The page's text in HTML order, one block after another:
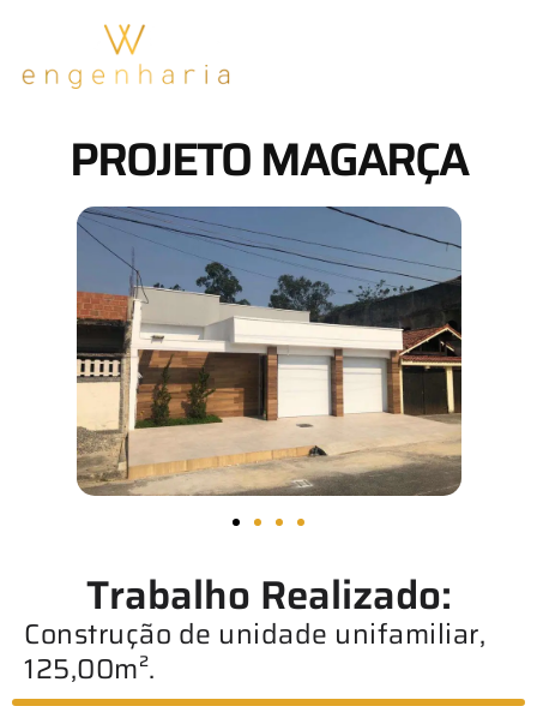
PROJETO MAGARÇA
Trabalho Realizado:
Construção de unidade unifamiliar,
125,00m².